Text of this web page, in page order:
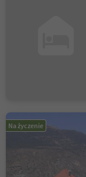
Na życzenie